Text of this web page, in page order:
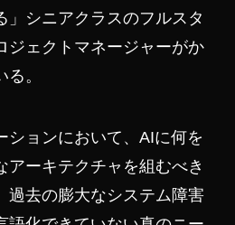
」シニアクラスのフルスタ
ジェクトマネージャーがか
。
ションにおいて、AIに何を
アーキテクチャを組むべき
過去の膨大なシステム障害